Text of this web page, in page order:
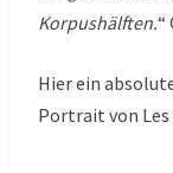
Korpushälften.“
Hier ein
Portrait von Les